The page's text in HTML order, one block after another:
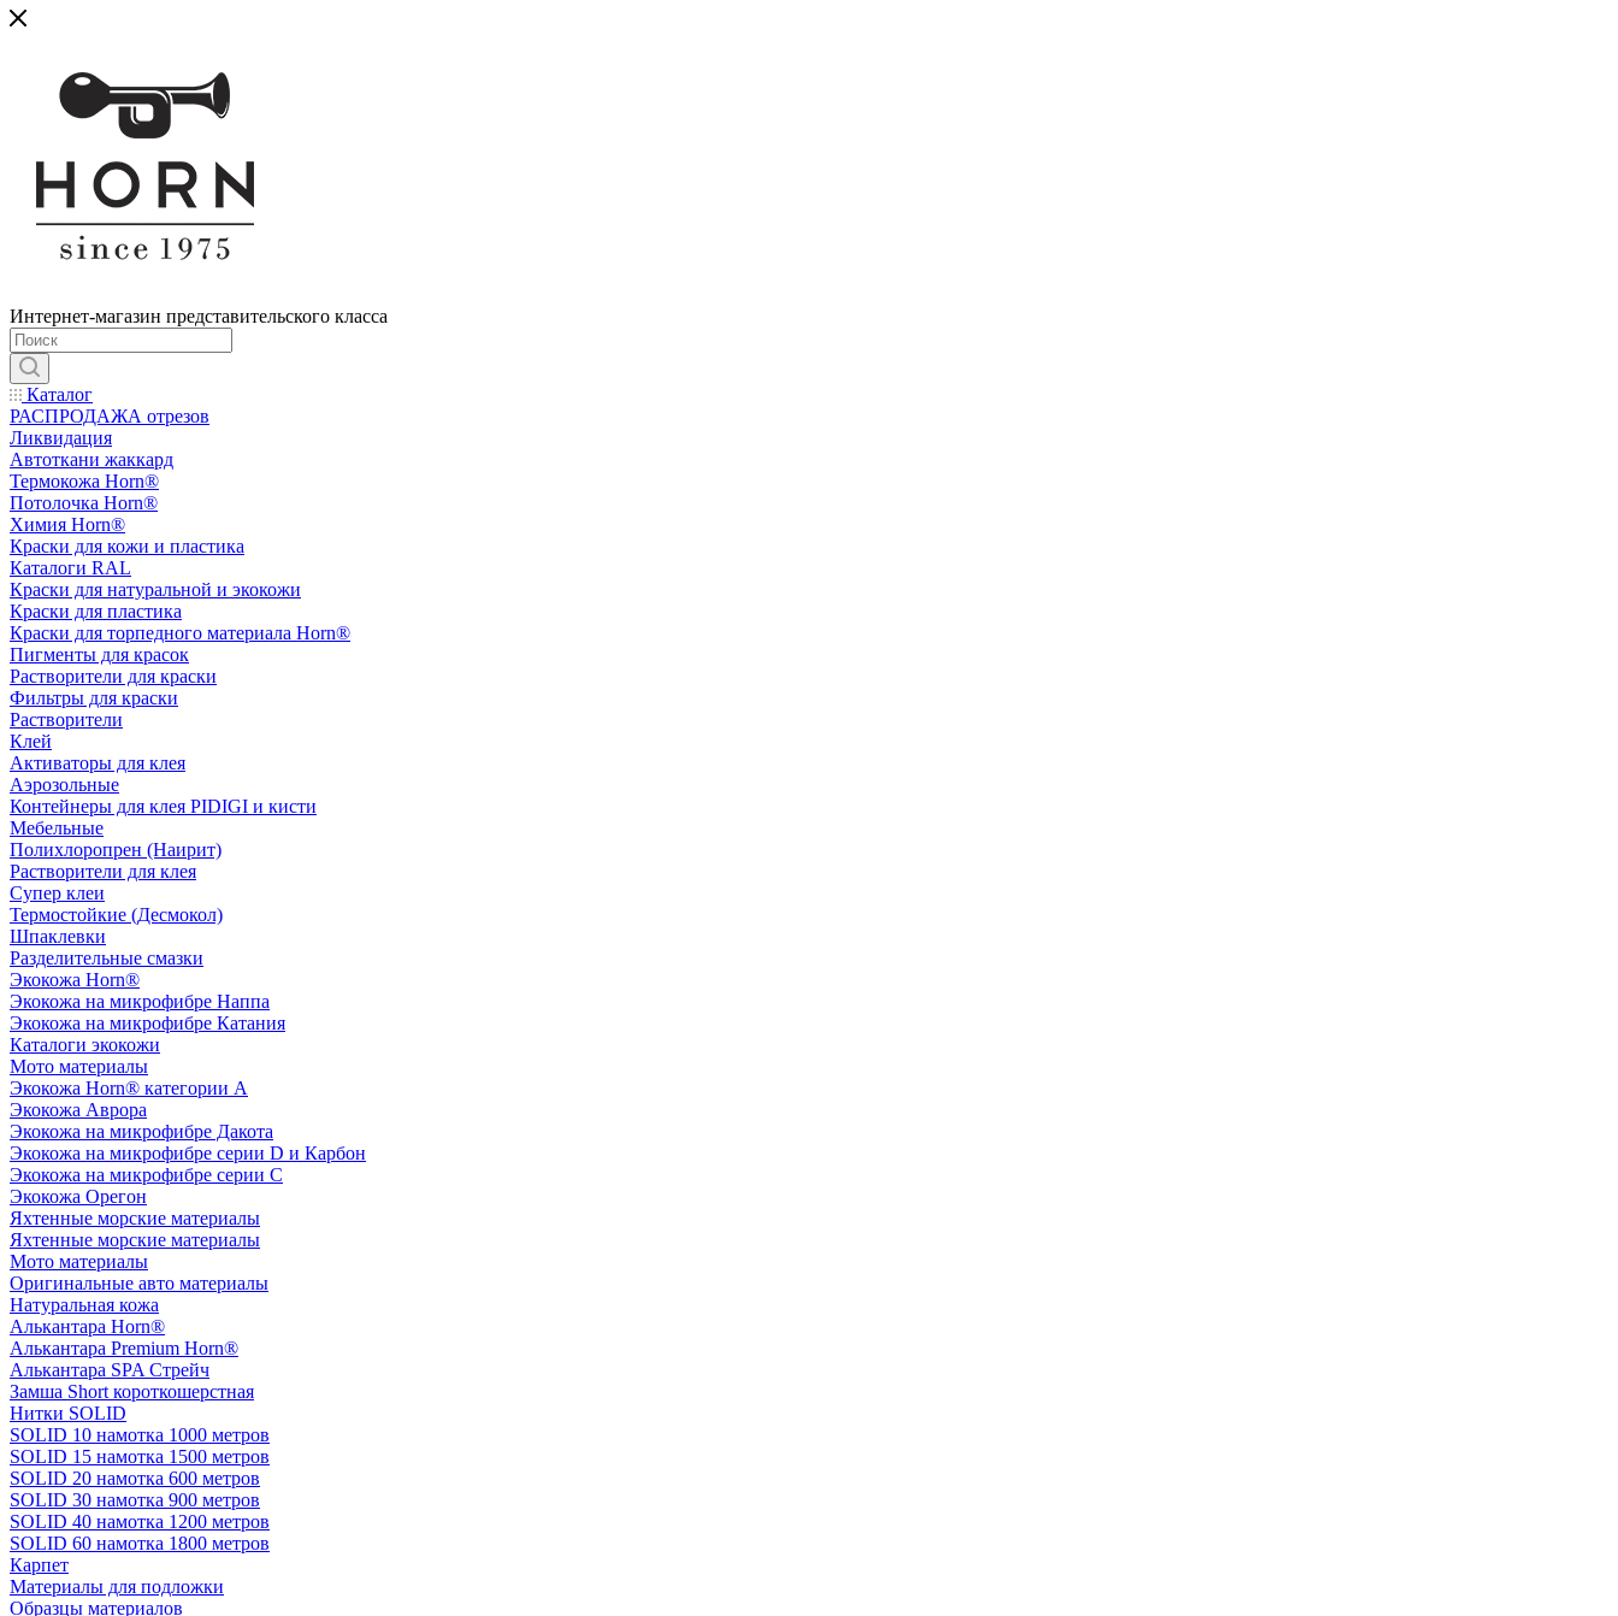
Интернет-магазин представительского класса
Каталог
РАСПРОДАЖА отрезов
Ликвидация
Автоткани жаккард
Термокожа Horn®
Потолочка Horn®
Химия Horn®
Краски для кожи и пластика
Каталоги RAL
Краски для натуральной и экокожи
Краски для пластика
Краски для торпедного материала Horn®
Пигменты для красок
Растворители для краски
Фильтры для краски
Растворители
Клей
Активаторы для клея
Аэрозольные
Контейнеры для клея PIDIGI и кисти
Мебельные
Полихлоропрен (Наирит)
Растворители для клея
Супер клеи
Термостойкие (Десмокол)
Шпаклевки
Разделительные смазки
Экокожа Horn®
Экокожа на микрофибре Наппа
Экокожа на микрофибре Катания
Каталоги экокожи
Мото материалы
Экокожа Horn® категории A
Экокожа Аврора
Экокожа на микрофибре Дакота
Экокожа на микрофибре серии D и Карбон
Экокожа на микрофибре серии С
Экокожа Орегон
Яхтенные морские материалы
Яхтенные морские материалы
Мото материалы
Оригинальные авто материалы
Натуральная кожа
Алькантара Horn®
Алькантара Premium Horn®
Алькантара SPA Стрейч
Замша Short короткошерстная
Нитки SOLID
SOLID 10 намотка 1000 метров
SOLID 15 намотка 1500 метров
SOLID 20 намотка 600 метров
SOLID 30 намотка 900 метров
SOLID 40 намотка 1200 метров
SOLID 60 намотка 1800 метров
Карпет
Материалы для подложки
Образцы материалов